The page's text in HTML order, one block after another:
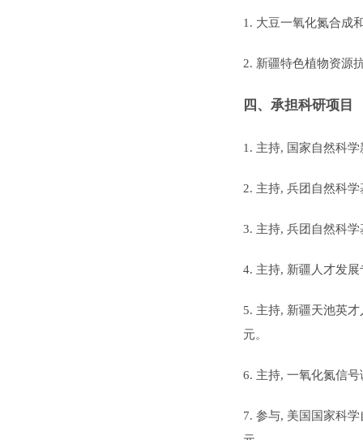
1. 大豆一氧化氮合成
2. 新疆特色植物资源
四、承担科研项目
1. 主持, 国家自然科
2. 主持, 兵团自然科
3. 主持, 兵团自然科
4. 主持, 新疆人才发
5. 主持, 新疆天池英
元。
6. 主持, 一氧化氮信
7. 参与, 美国国家科